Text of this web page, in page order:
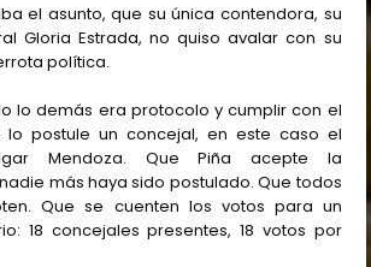
el asunto, que su única contendora, su
Gloria Estrada, no quiso avalar con su
política.
lo demás era protocolo y cumplir con el
lo postule un concejal, en este caso el
Mendoza. Que Piña acepte la
más haya sido postulado. Que todos
Que se cuenten los votos para un
18 concejales presentes, 18 votos por